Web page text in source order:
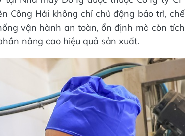
Công Hải không chỉ chủ động bảo trì, chế
vận hành an toàn, ổn định mà còn tích
nâng cao hiệu quả sản xuất.